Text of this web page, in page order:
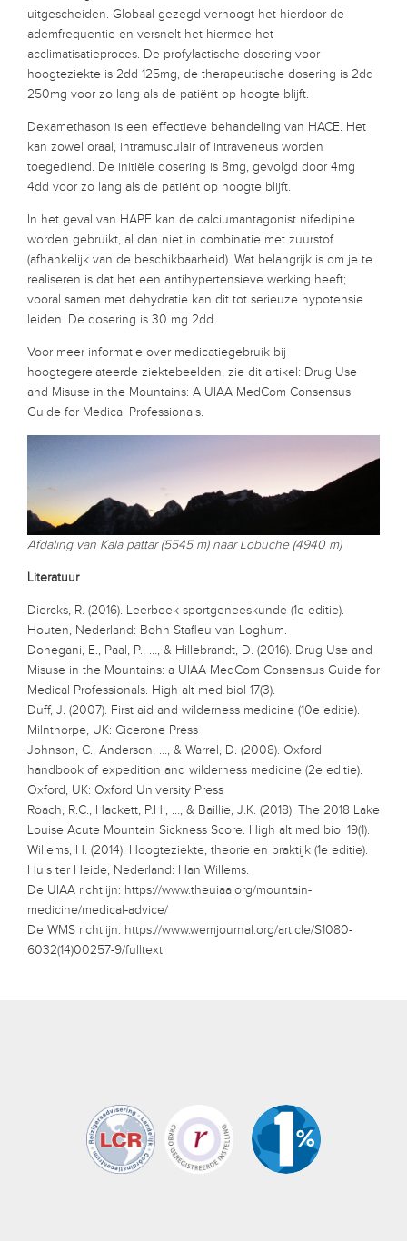
uitgescheiden. Globaal gezegd verhoogt het hierdoor de
ademfrequentie en versnelt het hiermee het
acclimatisatieproces. De profylactische dosering voor
hoogteziekte is 2dd 125mg, de therapeutische dosering is 2dd
250mg voor zo lang als de patiënt op hoogte blijft.
Dexamethason is een effectieve behandeling van HACE. Het
kan zowel oraal, intramusculair of intraveneus worden
toegediend. De initiële dosering is 8mg, gevolgd door 4mg
4dd voor zo lang als de patiënt op hoogte blijft.
In het geval van HAPE kan de calciumantagonist nifedipine
worden gebruikt, al dan niet in combinatie met zuurstof
(afhankelijk van de beschikbaarheid). Wat belangrijk is om je te
realiseren is dat het een antihypertensieve werking heeft;
vooral samen met dehydratie kan dit tot serieuze hypotensie
leiden. De dosering is 30 mg 2dd.
Voor meer informatie over medicatiegebruik bij
hoogtegerelateerde ziektebeelden, zie dit artikel: Drug Use
and Misuse in the Mountains: A UIAA MedCom Consensus
Guide for Medical Professionals.
Afdaling van Kala pattar (5545 m) naar Lobuche (4940 m)
Literatuur
Diercks, R. (2016). Leerboek sportgeneeskunde (1e editie).
Houten, Nederland: Bohn Stafleu van Loghum.
Donegani, E., Paal, P., …, & Hillebrandt, D. (2016). Drug Use and
Misuse in the Mountains: a UIAA MedCom Consensus Guide for
Medical Professionals. High alt med biol 17(3).
Duff, J. (2007). First aid and wilderness medicine (10e editie).
Milnthorpe, UK: Cicerone Press
Johnson, C., Anderson, …, & Warrel, D. (2008). Oxford
handbook of expedition and wilderness medicine (2e editie).
Oxford, UK: Oxford University Press
Roach, R.C., Hackett, P.H., …, & Baillie, J.K. (2018). The 2018 Lake
Louise Acute Mountain Sickness Score. High alt med biol 19(1).
Willems, H. (2014). Hoogteziekte, theorie en praktijk (1e editie).
Huis ter Heide, Nederland: Han Willems.
De UIAA richtlijn: https://www.theuiaa.org/mountain-
medicine/medical-advice/
De WMS richtlijn: https://www.wemjournal.org/article/S1080-
6032(14)00257-9/fulltext